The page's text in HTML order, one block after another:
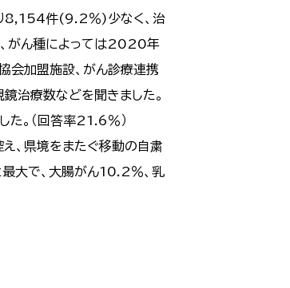
8,154件(9.2％)少なく、治
、がん種によっては2020年
会加盟施設、がん診療連携
鏡治療数などを聞きました。
。（回答率21.6％）
、県境をまたぐ移動の自粛
大で、大腸がん10.2％、乳